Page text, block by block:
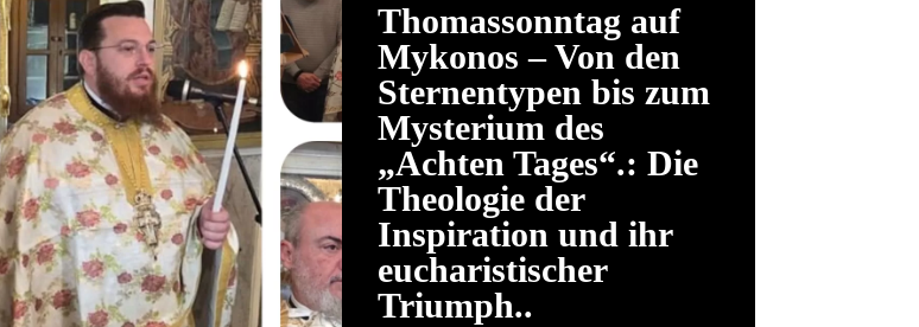
Thomassonntag auf
Mykonos – Von den
Sternentypen bis zum
Mysterium des
„Achten Tages“.: Die
Theologie der
Inspiration und ihr
eucharistischer
Triumph..